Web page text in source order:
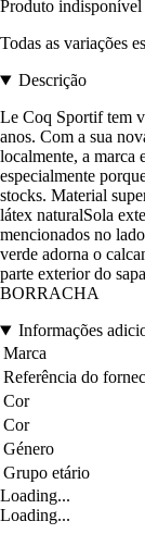
Produto indisponível
Todas as variações
Descrição
Le Coq Sportif tem
anos. Com a sua
localmente, a marca
especialmente
stocks. Material
látex naturalSola
mencionados no
verde adorna o
parte exterior do
BORRACHA
Informações
Marca
Referência do
Cor
Cor
Género
Grupo etário
Loading...
Loading...